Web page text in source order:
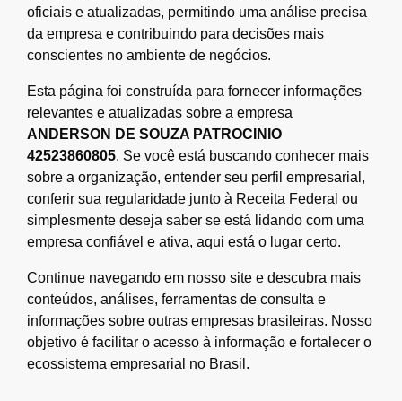
oficiais e atualizadas, permitindo uma análise precisa
da empresa e contribuindo para decisões mais
conscientes no ambiente de negócios.
Esta página foi construída para fornecer informações
relevantes e atualizadas sobre a empresa
ANDERSON DE SOUZA PATROCINIO
42523860805. Se você está buscando conhecer mais
sobre a organização, entender seu perfil empresarial,
conferir sua regularidade junto à Receita Federal ou
simplesmente deseja saber se está lidando com uma
empresa confiável e ativa, aqui está o lugar certo.
Continue navegando em nosso site e descubra mais
conteúdos, análises, ferramentas de consulta e
informações sobre outras empresas brasileiras. Nosso
objetivo é facilitar o acesso à informação e fortalecer o
ecossistema empresarial no Brasil.